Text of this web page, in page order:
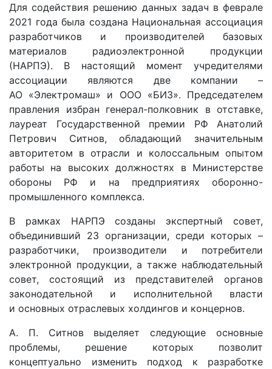
Для содействия решению данных задач в феврале
2021 года была создана Национальная ассоциация
разработчиков и производителей базовых
материалов радиоэлектронной продукции
(НАРПЭ). В настоящий момент учредителями
ассоциации являются две компании –
АО «Электромаш» и ООО «БИЗ». Председателем
правления избран генерал-полковник в отставке,
лауреат Государственной премии РФ Анатолий
Петрович Ситнов, обладающий значительным
авторитетом в отрасли и колоссальным опытом
работы на высоких должностях в Министерстве
обороны РФ и на предприятиях оборонно-
промышленного комплекса.
В рамках НАРПЭ созданы экспертный совет,
объединивший 23 организации, среди которых –
разработчики, производители и потребители
электронной продукции, а также наблюдательный
совет, состоящий из представителей органов
законодательной и исполнительной власти
и основных отраслевых холдингов и концернов.
А. П. Ситнов выделяет следующие основные
проблемы, решение которых позволит
концептуально изменить подход к разработке